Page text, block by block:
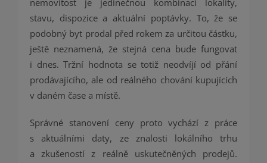
nemovitost je jedinečnou kombinací lokality,
stavu, dispozice a aktuální poptávky. To, že se
podobný byt prodal před rokem za určitou částku,
ještě neznamená, že stejná cena bude fungovat
i dnes. Tržní hodnota se totiž neodvíjí od přání
prodávajícího, ale od reálného chování kupujících
v daném čase a místě.
Správné stanovení ceny proto vychází z práce
s aktuálními daty, ze znalosti lokálního trhu
a zkušeností z reálně uskutečněných prodejů.